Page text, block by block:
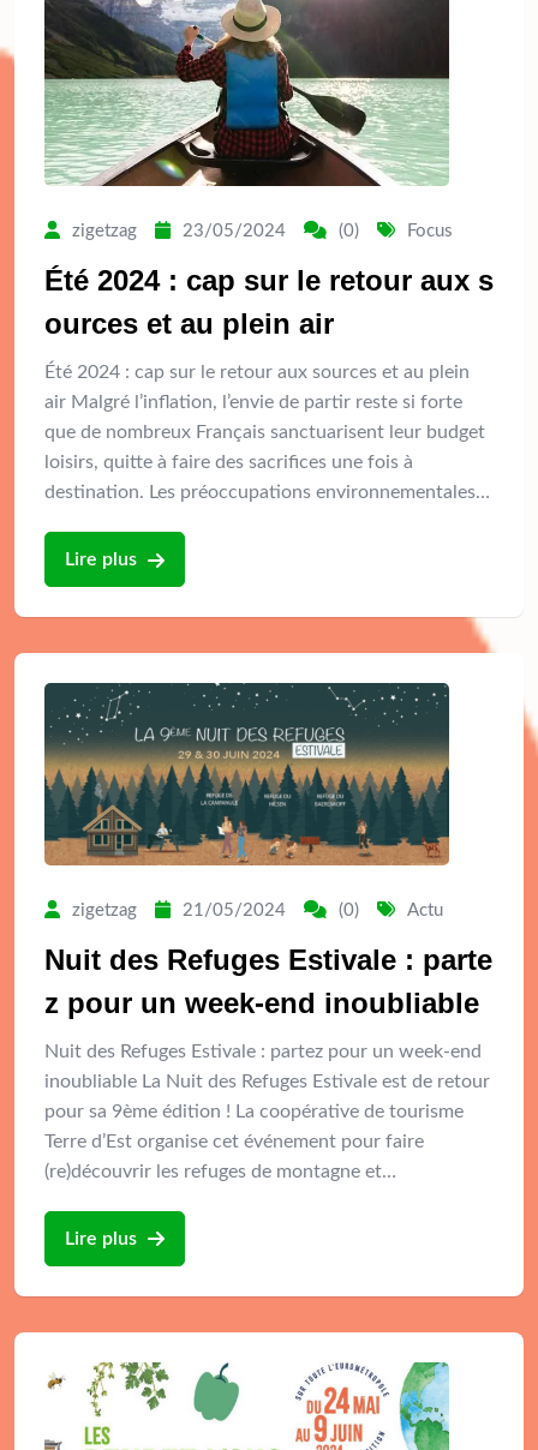
zigetzag 23/05/2024 (0) Focus
Été 2024 : cap sur le retour aux s
ources et au plein air
Été 2024 : cap sur le retour aux sources et au plein
air Malgré l’inflation, l’envie de partir reste si forte
que de nombreux Français sanctuarisent leur budget
loisirs, quitte à faire des sacrifices une fois à
destination. Les préoccupations environnementales…
Lire plus
zigetzag 21/05/2024 (0) Actu
Nuit des Refuges Estivale : parte
z pour un week-end inoubliable
Nuit des Refuges Estivale : partez pour un week-end
inoubliable La Nuit des Refuges Estivale est de retour
pour sa 9ème édition ! La coopérative de tourisme
Terre d’Est organise cet événement pour faire
(re)découvrir les refuges de montagne et…
Lire plus